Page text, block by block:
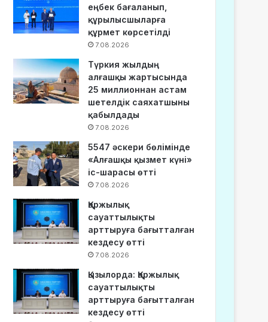
еңбек бағаланып,
құрылысшыларға
құрмет көрсетілді
7.08.2026
Түркия жылдың
алғашқы жартысында
25 миллионнан астам
шетелдік саяхатшыны
қабылдады
7.08.2026
5547 әскери бөлімінде
«Алғашқы қызмет күні»
іс-шарасы өтті
7.08.2026
Қаржылық
сауаттылықты
арттыруға бағытталған
кездесу өтті
7.08.2026
Қызылорда: Қаржылық
сауаттылықты
арттыруға бағытталған
кездесу өтті